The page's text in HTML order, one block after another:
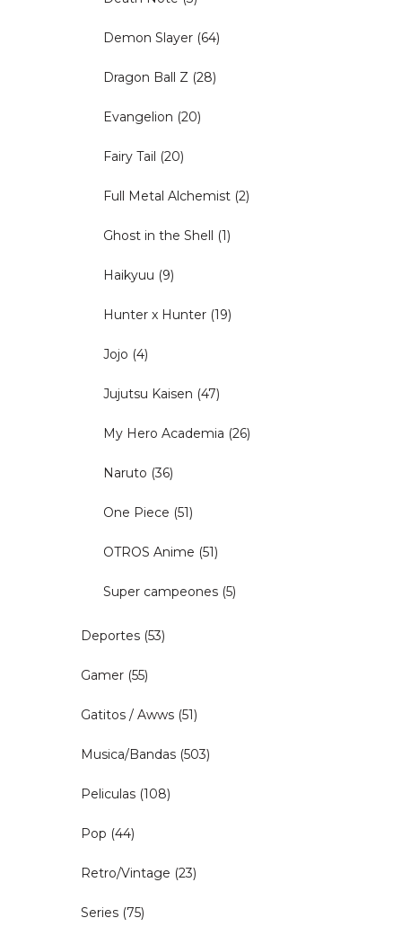
Demon Slayer (64)
Dragon Ball Z (28)
Evangelion (20)
Fairy Tail (20)
Full Metal Alchemist (2)
Ghost in the Shell (1)
Haikyuu (9)
Hunter x Hunter (19)
Jojo (4)
Jujutsu Kaisen (47)
My Hero Academia (26)
Naruto (36)
One Piece (51)
OTROS Anime (51)
Super campeones (5)
Deportes (53)
Gamer (55)
Gatitos / Awws (51)
Musica/Bandas (503)
Peliculas (108)
Pop (44)
Retro/Vintage (23)
Series (75)